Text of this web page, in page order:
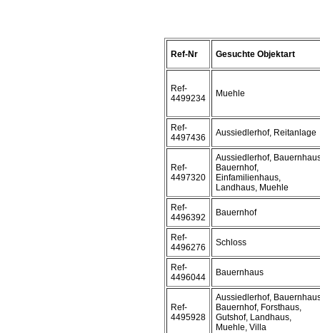
Ref-Nr Gesuchte Objektart
Ref-
4499234
Muehle
Ref-
4497436
Aussiedlerhof, Reitanlage
Ref-
4497320
Aussiedlerhof,
Bauernhof,
Einfamilienhaus,
Landhaus, Muehle
Ref-
4496392
Bauernhof
Ref-
4496276
Schloss
Ref-
4496044
Bauernhaus
Ref-
4495928
Aussiedlerhof,
Bauernhof, Forsthaus,
Gutshof, Landhaus,
Muehle, Villa